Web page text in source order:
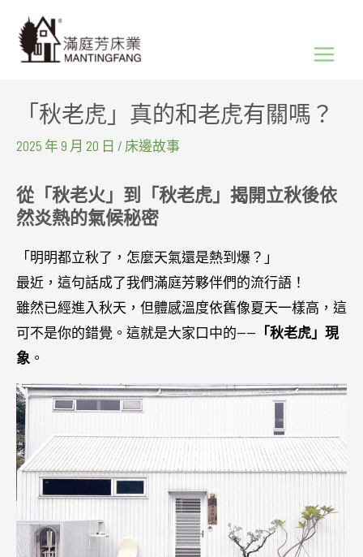
Menu
「秋老虎」真的和老虎有關嗎？
2025 年 9 月 20 日 / 床邊故事
從「秋老火」到「秋老虎」揭開立秋後依
然炎熱的氣候秘密
「明明都立秋了，怎麼天氣還是熱到爆？」
最近，這句話成了我們滿庭芳夥伴們的流行語！
雖然已經進入秋天，但體感溫度依舊像夏天一樣高，這
可不是你的錯覺。這就是大家口中的—— 「秋老虎」現
象 。